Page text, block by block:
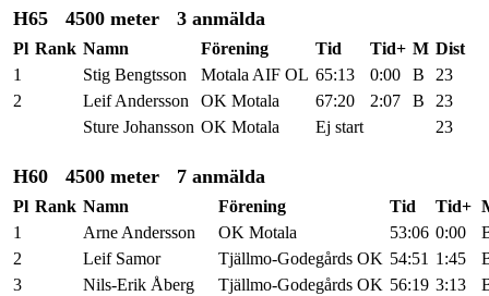
H65 4500 meter 3 anmälda
Pl Rank Namn Förening Tid Tid+ M Dist
1
Stig Bengtsson Motala AIF OL 65:13 0:00 B
23
2
Leif Andersson OK Motala 67:20 2:07 B
23
Sture Johansson OK Motala Ej start 23
H60 4500 meter 7 anmälda
Pl Rank Namn Förening Tid Tid+
1
Arne Andersson OK Motala 53:06 0:00
2
Leif Samor Tjällmo-Godegårds OK 54:51 1:45
3
Nils-Erik Åberg Tjällmo-Godegårds OK 56:19 3:13